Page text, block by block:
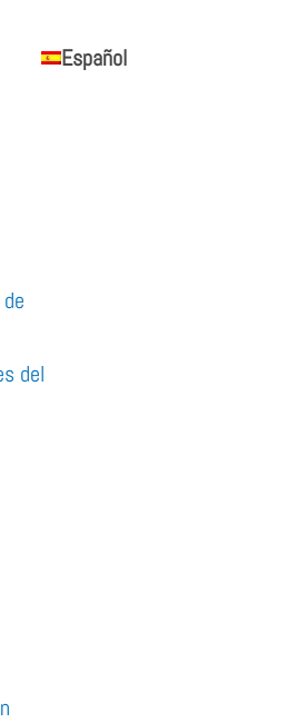
Español
del